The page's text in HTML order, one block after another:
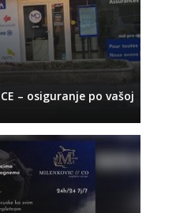
– osiguranje po vašoj